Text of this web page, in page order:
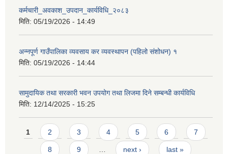
कर्मचारी_अवकाश_उपदान_कार्यविधि_२०८३
मिति: 05/19/2026 - 14:49
अन्नपूर्ण गाउँपालिका व्यवसाय कर व्यवस्थापन (पहिलो संशोधन) १
मिति: 05/19/2026 - 14:44
सामुदायिक तथा सरकारी भवन उपयोग तथा लिजमा दिने सम्बन्धी कार्यविधि
मिति: 12/14/2025 - 15:25
Pages
1 2 3 4 5 6 7
8 9 next › last »